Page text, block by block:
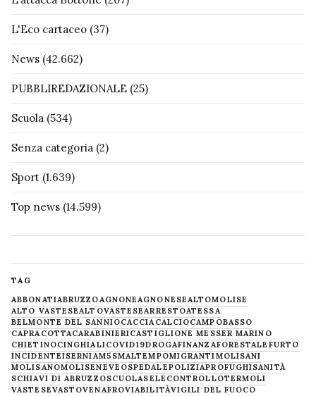
L'Eco cartaceo (37)
News (42.662)
PUBBLIREDAZIONALE (25)
Scuola (534)
Senza categoria (2)
Sport (1.639)
Top news (14.599)
TAG
ABBONATIABRUZZOAGNONEAGNONESEALTOMOLISE
ALTO VASTESEALTOVASTESEARRESTOATESSA
BELMONTE DEL SANNIOCACCIACALCIOCAMPOBASSO
CAPRACOTTACARABINIERICASTIGLIONE MESSER MARINO
CHIETINOCINGHIALICOVID19DROGAFINANZAFORESTALE FURTO
INCIDENTEISERNIAM5SMALTEMPOMIGRANTIMOLISANI
MOLISANOMOLISENEVE OSPEDALEPOLIZIAPROFUGHISANITÀ
SCHIAVI DI ABRUZZOSCUOLASELECONTROLLOTERMOLI
VASTESEVASTOVENAFROVIABILITÀVIGILI DEL FUOCO